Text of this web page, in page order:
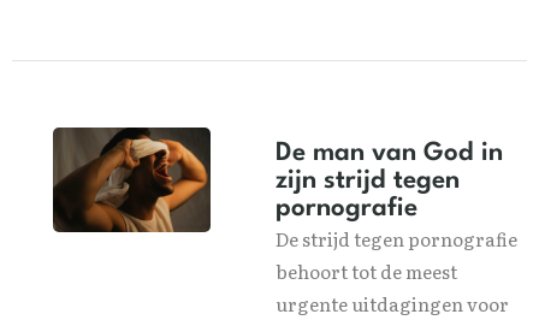
De man van God in
zijn strijd tegen
pornografie
De strijd tegen pornografie
behoort tot de meest
urgente uitdagingen voor